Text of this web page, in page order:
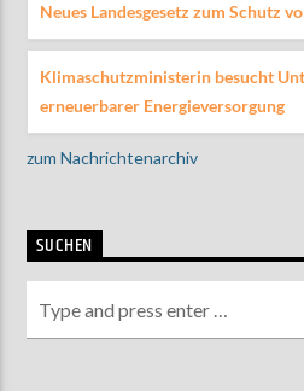
Neues Landesgesetz zum Schutz
Klimaschutzministerin besucht
erneuerbarer Energieversorgung
zum Nachrichtenarchiv
SUCHEN